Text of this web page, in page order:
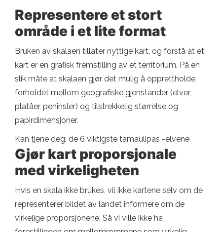
Representere et stort
område i et lite format
Bruken av skalaen tillater nyttige kart, og forstå at et
kart er en grafisk fremstilling av et territorium. På en
slik måte at skalaen gjør det mulig å opprettholde
forholdet mellom geografiske gjenstander (elver,
platåer, peninsler) og tilstrekkelig størrelse og
papirdimensjoner.
Kan tjene deg: de 6 viktigste tamaulipas -elvene
Gjør kart proporsjonale
med virkeligheten
Hvis en skala ikke brukes, vil ikke kartene selv om de
representerer bildet av landet informere om de
virkelige proporsjonene. Så vi ville ikke ha